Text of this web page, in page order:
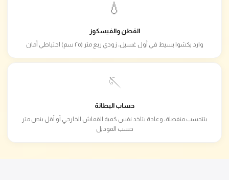
💧
القطن والفيسكوز
وارد يكشوا بسيط في أول غسيل، زودي ربع متر (٢٥ سم) احتياطي أمان
🪡
حساب البطانة
بتتحسب منفصلة، وعادة بتاخد نفس كمية القماش الخارجي أو أقل بنص متر
حسب الموديل